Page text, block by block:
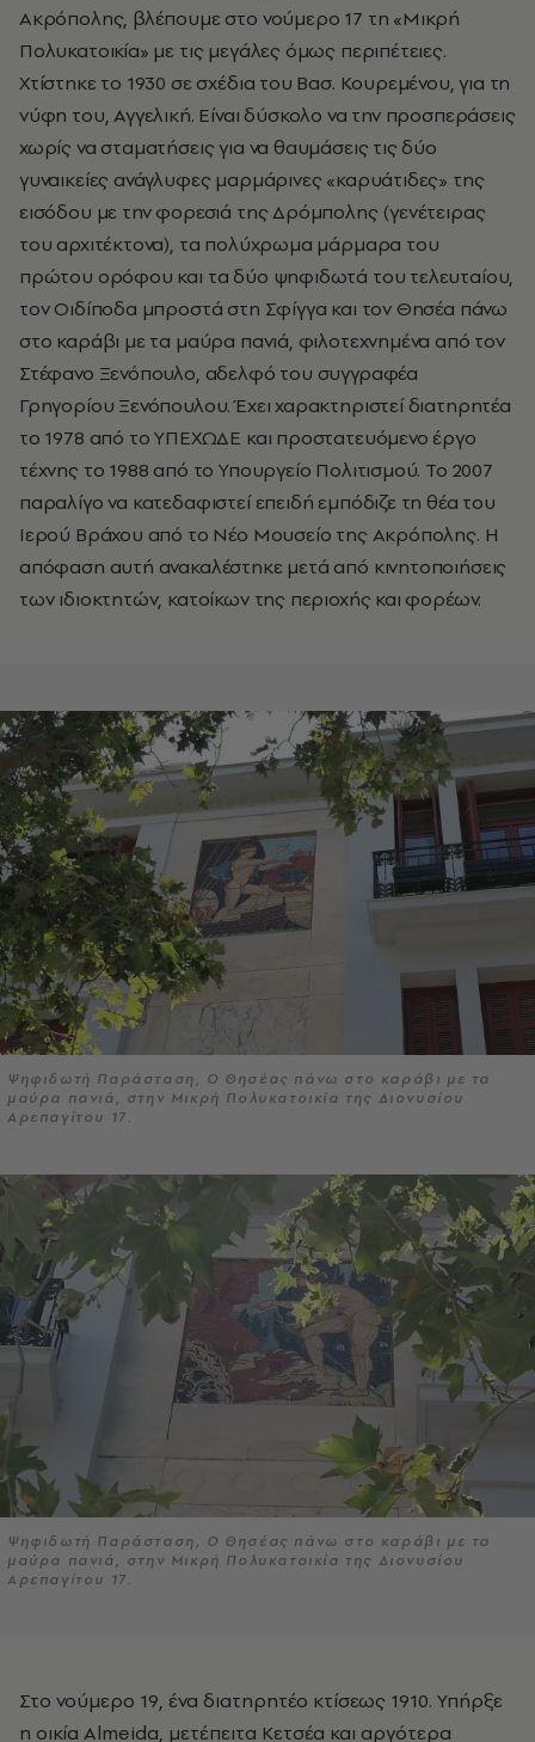
Ακρόπολης, βλέπουμε στο νούμερο 17 τη «Μικρή
Πολυκατοικία» με τις μεγάλες όμως περιπέτειες.
Χτίστηκε το 1930 σε σχέδια του Βασ. Κουρεμένου, για τη
νύφη του, Αγγελική. Είναι δύσκολο να την προσπεράσεις
χωρίς να σταματήσεις για να θαυμάσεις τις δύο
γυναικείες ανάγλυφες μαρμάρινες «καρυάτιδες» της
εισόδου με την φορεσιά της Δρόμπολης (γενέτειρας
του αρχιτέκτονα), τα πολύχρωμα μάρμαρα του
πρώτου ορόφου και τα δύο ψηφιδωτά του τελευταίου,
τον Οιδίποδα μπροστά στη Σφίγγα και τον Θησέα πάνω
στο καράβι με τα μαύρα πανιά, φιλοτεχνημένα από τον
Στέφανο Ξενόπουλο, αδελφό του συγγραφέα
Γρηγορίου Ξενόπουλου. Έχει χαρακτηριστεί διατηρητέα
το 1978 από το ΥΠΕΧΩΔΕ και προστατευόμενο έργο
τέχνης το 1988 από το Υπουργείο Πολιτισμού. Το 2007
παραλίγο να κατεδαφιστεί επειδή εμπόδιζε τη θέα του
Ιερού Βράχου από το Νέο Μουσείο της Ακρόπολης. Η
απόφαση αυτή ανακαλέστηκε μετά από κινητοποιήσεις
των ιδιοκτητών, κατοίκων της περιοχής και φορέων.
Ψηφιδωτή Παράσταση, Ο Θησέας πάνω στο καράβι με τα
μαύρα πανιά, στην Μικρή Πολυκατοικία της Διονυσίου
Αρεπαγίτου 17.
Ψηφιδωτή Παράσταση, Ο Θησέας πάνω στο καράβι με τα
μαύρα πανιά, στην Μικρή Πολυκατοικία της Διονυσίου
Αρεπαγίτου 17.
Στο νούμερο 19, ένα διατηρητέο κτίσεως 1910. Υπήρξε
η οικία Almeida, μετέπειτα Κετσέα και αργότερα